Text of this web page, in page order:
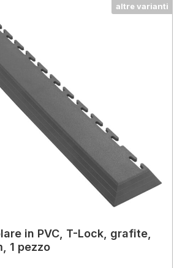
altre varianti
in PVC, T-Lock, grafite,
1 pezzo